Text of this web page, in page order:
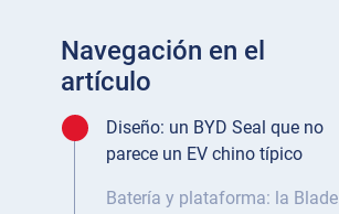
Navegación en el
artículo
Diseño: un BYD Seal que no
parece un EV chino típico
Batería y plataforma: la Blade